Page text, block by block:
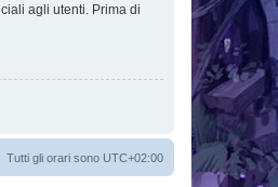
agli utenti. Prima di
Tutti gli orari sono UTC+02:00